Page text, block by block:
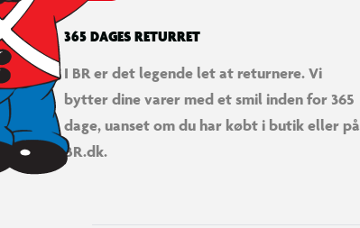
365 DAGES RETURRET
I BR er det legende let at returnere. Vi
bytter dine varer med et smil inden for 365
dage, uanset om du har købt i butik eller på
BR.dk.